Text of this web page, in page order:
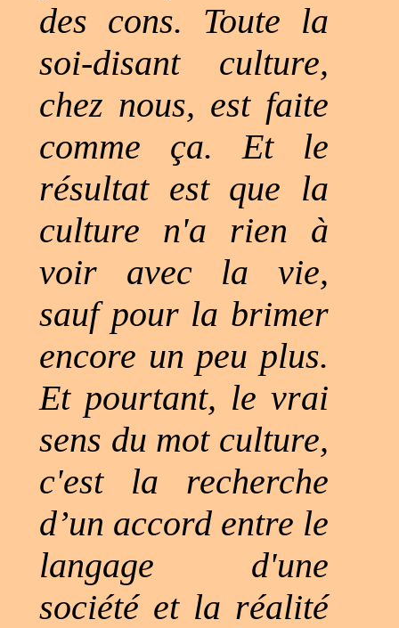
des cons. Toute la
soi-disant culture,
chez nous, est faite
comme ça. Et le
résultat est que la
culture n'a rien à
voir avec la vie,
sauf pour la brimer
encore un peu plus.
Et pourtant, le vrai
sens du mot culture,
c'est la recherche
d’un accord entre le
langage d'une
société et la réalité